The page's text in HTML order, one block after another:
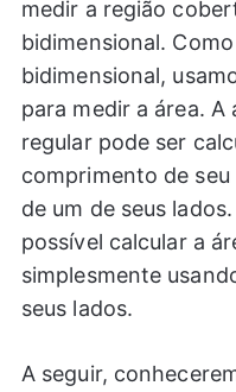
medir a região
bidimensional.
bidimensional,
para medir a área. A
regular pode ser
comprimento de
de um de seus
possível calcular a
simplesmente
seus lados.
A seguir,